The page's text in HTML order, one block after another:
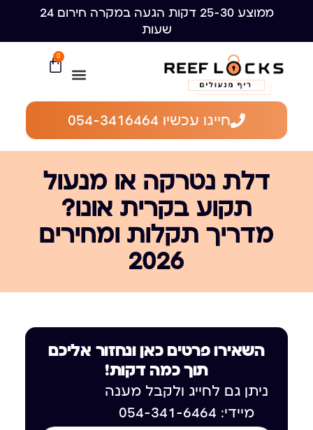
ממוצע 25-30 דקות הגעה במקרה חירום 24
שעות
0
חייגו עכשיו 054-3416464
דלת נטרקה או מנעול
תקוע בקרית אונו?
מדריך תקלות ומחירים
2026
השאירו פרטים כאן ונחזור אליכם
תוך כמה דקות!
ניתן גם לחייג ולקבל מענה
מיידי: 054-341-6464